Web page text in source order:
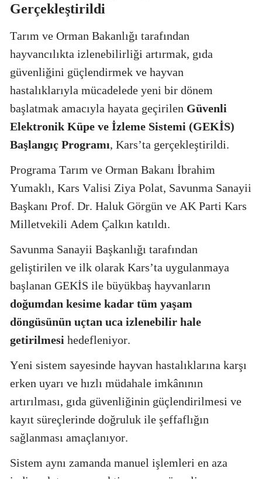
Gerçekleştirildi
Tarım ve Orman Bakanlığı tarafından
hayvancılıkta izlenebilirliği artırmak, gıda
güvenliğini güçlendirmek ve hayvan
hastalıklarıyla mücadelede yeni bir dönem
başlatmak amacıyla hayata geçirilen Güvenli
Elektronik Küpe ve İzleme Sistemi (GEKİS)
Başlangıç Programı, Kars’ta gerçekleştirildi.
Programa Tarım ve Orman Bakanı İbrahim
Yumaklı, Kars Valisi Ziya Polat, Savunma Sanayii
Başkanı Prof. Dr. Haluk Görgün ve AK Parti Kars
Milletvekili Adem Çalkın katıldı.
Savunma Sanayii Başkanlığı tarafından
geliştirilen ve ilk olarak Kars’ta uygulanmaya
başlanan GEKİS ile büyükbaş hayvanların
doğumdan kesime kadar tüm yaşam
döngüsünün uçtan uca izlenebilir hale
getirilmesi hedefleniyor.
Yeni sistem sayesinde hayvan hastalıklarına karşı
erken uyarı ve hızlı müdahale imkânının
artırılması, gıda güvenliğinin güçlendirilmesi ve
kayıt süreçlerinde doğruluk ile şeffaflığın
sağlanması amaçlanıyor.
Sistem aynı zamanda manuel işlemleri en aza